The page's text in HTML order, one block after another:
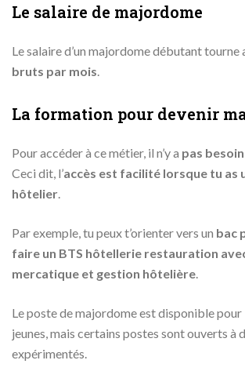
Le salaire de majordome
Le salaire d’un majordome débutant tourne
bruts par mois.
La formation pour devenir
Pour accéder à ce métier, il n’y a pas
Ceci dit, l’accès est facilité lorsque tu as
hôtelier.
Par exemple, tu peux t’orienter vers un bac
faire un BTS hôtellerie restauration
mercatique et gestion hôtelière.
Le poste de majordome est disponible pour
jeunes, mais certains postes sont ouverts à
expérimentés.